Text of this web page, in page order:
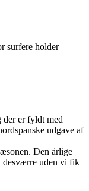
surfere holder
der er fyldt med
udgave af
Den årlige
desværre uden vi fik